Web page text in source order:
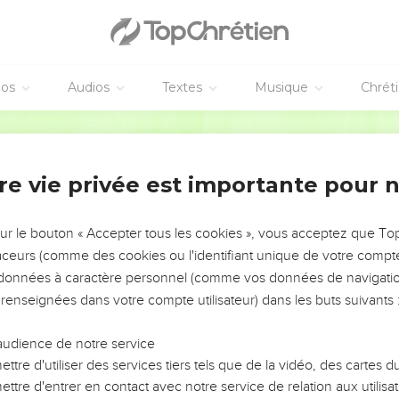
Audios Textes Musique
plaisir en son peuple, il accorde aux humbles le salut pour
dans la gloire, qu’ils poussent des cris de joie sur leur lit !
sont disponibles en vidéo pour le moment.
Dieu dans son sanctuaire ! Louez-le dans l’étendue céleste où
façon d’agir ! Louez-le pour l’immensité de sa
! Louez-le avec le luth et la harpe !
vie privée est importante pour
le bouton « Accepter tous les cookies », vous acceptez que
(comme des cookies ou l'identifiant unique de votre
à caractère personnel (comme vos données de
dans votre compte utilisateur) dans les buts suivants :
de notre service
d'utiliser des services tiers tels que de la vidéo, des cartes
d'entrer en contact avec notre service de relation aux